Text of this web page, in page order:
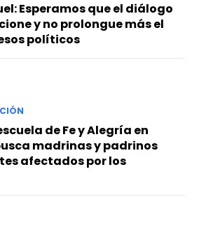
Esperamos que el diálogo
y no prolongue más el
políticos
de Fe y Alegría en
madrinas y padrinos
afectados por los